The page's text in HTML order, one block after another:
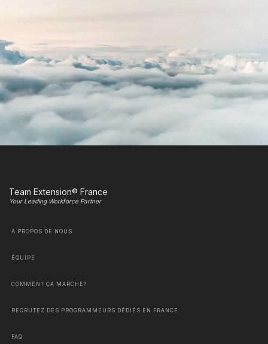
Team Extension® France
Your Leading Workforce Partner
À PROPOS DE NOUS
ÉQUIPE
COMMENT ÇA MARCHE?
RECRUTEZ DES PROGRAMMEURS DÉDIÉS EN FRANCE
FAQ